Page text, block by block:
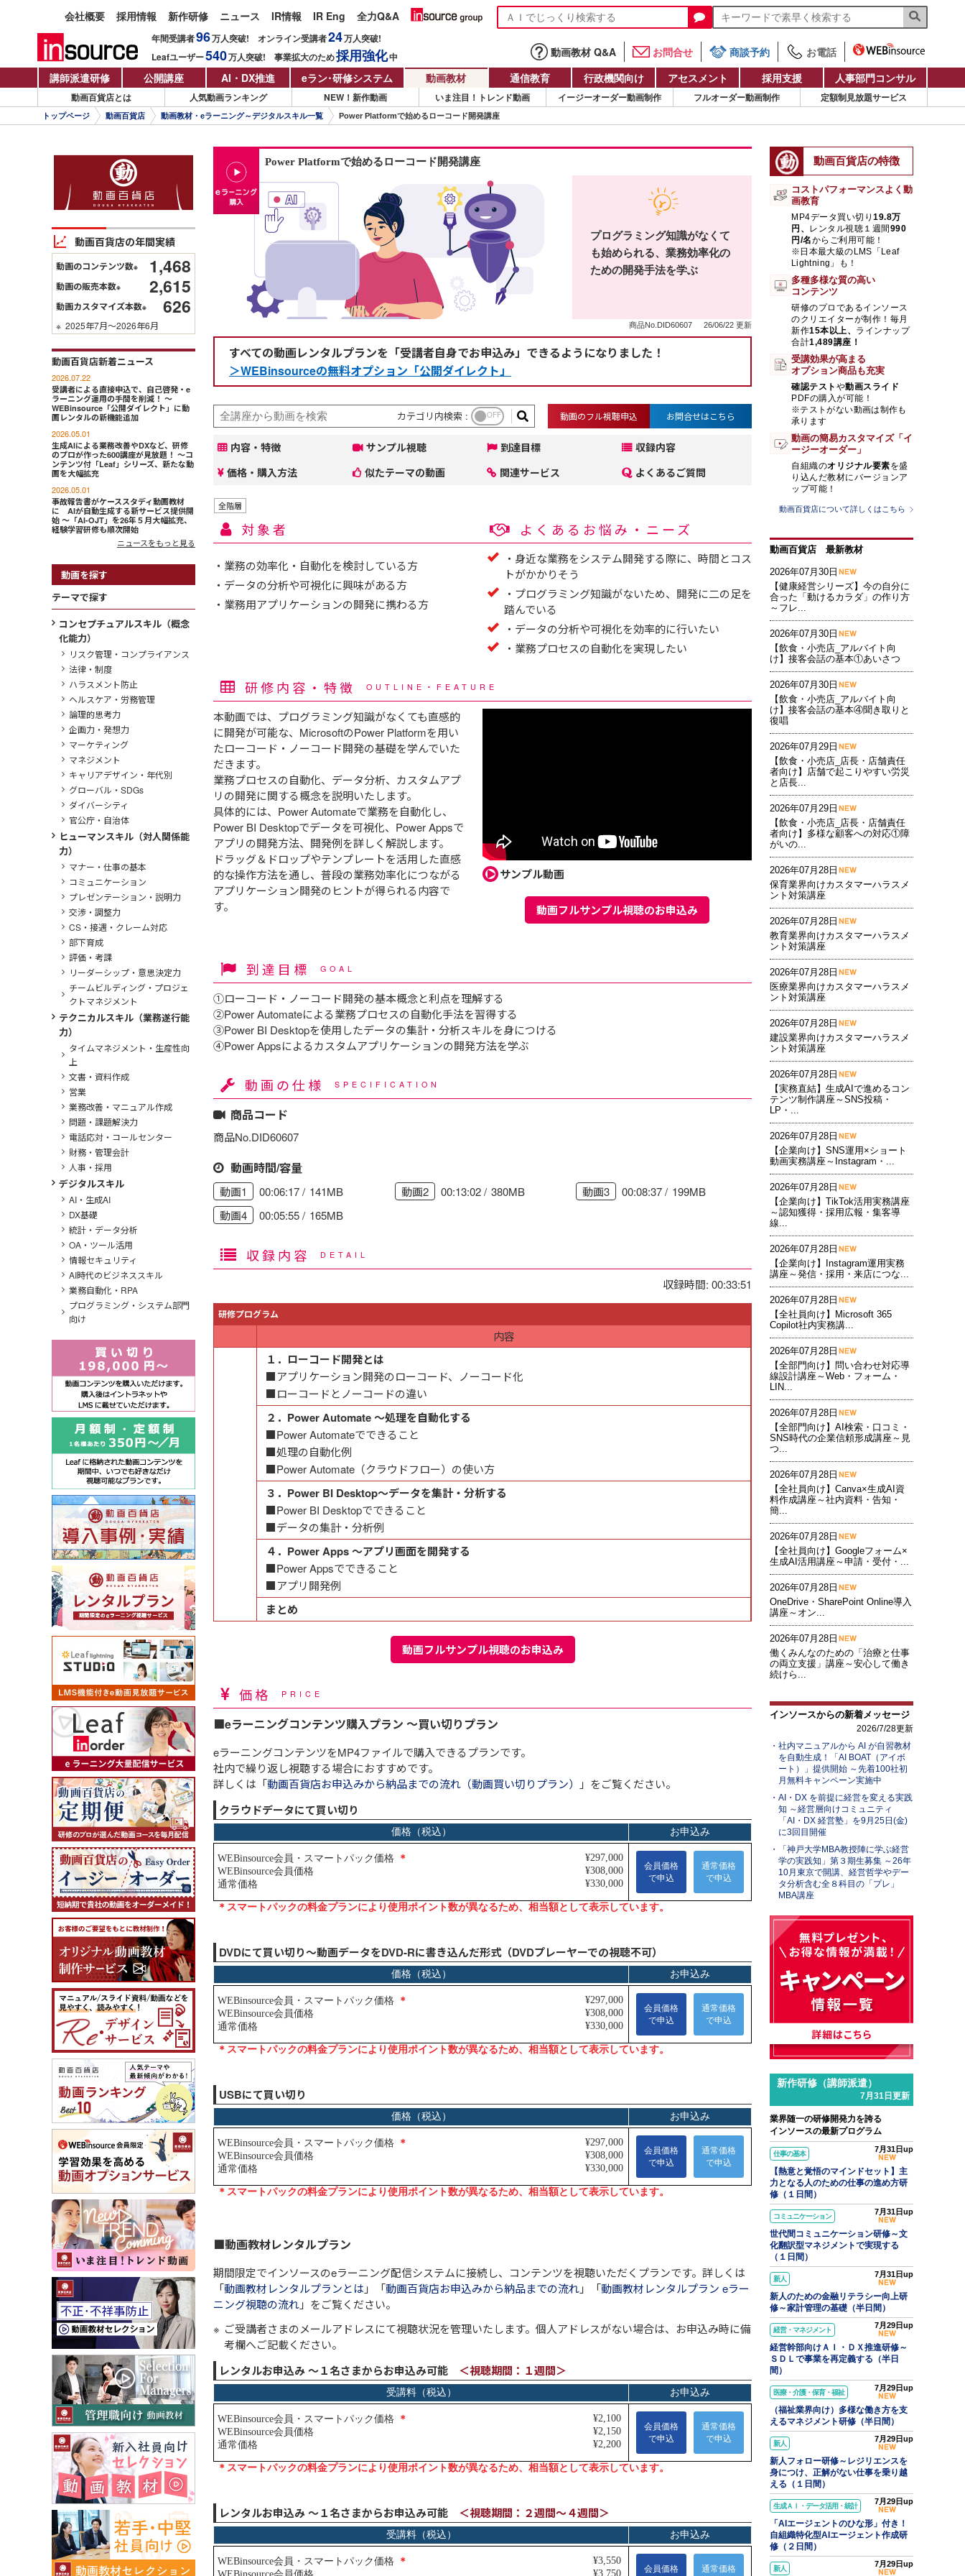
会社概要 採用情報 新作研修 ニュース IR情報 IR Eng 全力Q&A
年間受講者96万人突破! オンライン受講者24万人突破!
Leafユーザー540万人突破! 事業拡大のため採用強化中 動画教材 Q&A お問合せ 商談予約
お電話
講師派遣研修
公開講座 AI・DX推進 eラン・研修システム 動画教材 通信教育 行政機関向け アセスメント 採用支援 人事部門コンサル
動画百貨店とは 人気動画ランキング NEW！新作動画 いま注目！トレンド動画 イージーオーダー動画制作 フルオーダー動画制作 定額制見放題サービス
トップページ 動画百貨店 動画教材・eラーニング～デジタルスキル一覧 Power Platformで始めるローコード開発講座
Power Platformで始めるローコード開発講座
プログラミング知識がなくて
も始められる、業務効率化の
ための開発手法を学ぶ
商品No.DID60607 26/06/22 更新
すべての動画レンタルプランを「受講者自身でお申込み」できるようになりました！
＞WEBinsourceの無料オプション「公開ダイレクト」
カテゴリ内検索 : OFF 動画のフル視聴申込 お問合せはこちら
内容・特徴 サンプル視聴 到達目標
収録内容
価格・購入方法
似たテーマの動画 関連サービス よくあるご質問
全階層
対象者
・業務の効率化・自動化を検討している方
・データの分析や可視化に興味がある方
・業務用アプリケーションの開発に携わる方
よくあるお悩み・ニーズ
・身近な業務をシステム開発する際に、時間とコス
トがかかりそう
・プログラミング知識がないため、開発に二の足を
踏んでいる
・データの分析や可視化を効率的に行いたい
・業務プロセスの自動化を実現したい
研修内容・特徴 OUTLINE・FEATURE
サンプル動画
動画フルサンプル視聴のお申込み
本動画では、プログラミング知識がなくても直感的
に開発が可能な、MicrosoftのPower Platformを用い
たローコード・ノーコード開発の基礎を学んでいた
だきます。
業務プロセスの自動化、データ分析、カスタムアプ
リの開発に関する概念を説明いたします。
具体的には、Power Automateで業務を自動化し、
Power BI Desktopでデータを可視化、Power Appsで
アプリの開発方法、開発例を詳しく解説します。
ドラッグ＆ドロップやテンプレートを活用した直感
的な操作方法を通し、普段の業務効率化につながる
アプリケーション開発のヒントが得られる内容で
す。
到達目標 GOAL
①ローコード・ノーコード開発の基本概念と利点を理解する
②Power Automateによる業務プロセスの自動化手法を習得する
③Power BI Desktopを使用したデータの集計・分析スキルを身につける
④Power Appsによるカスタムアプリケーションの開発方法を学ぶ
動画の仕様 SPECIFICATION
商品コード
商品No.DID60607
動画時間/容量
動画1 00:06:17 141MB 動画2 00:13:02 380MB 動画3 00:08:37
199MB
動画4
00:05:55 165MB
収録内容 DETAIL
収録時間: 00:33:51
研修プログラム
内容
１．ローコード開発とは
■アプリケーション開発のローコード、ノーコード化
■ローコードとノーコードの違い
２．Power Automate ～処理を自動化する
■Power Automateでできること
■処理の自動化例
■Power Automate（クラウドフロー）の使い方
３．Power BI Desktop～データを集計・分析する
■Power BI Desktopでできること
■データの集計・分析例
４．Power Apps ～アプリ画面を開発する
■Power Appsでできること
■アプリ開発例
まとめ
動画フルサンプル視聴のお申込み
価格 PRICE
■eラーニングコンテンツ購入プラン ～買い切りプラン
eラーニングコンテンツをMP4ファイルで購入できるプランです。
社内で繰り返し視聴する場合におすすめです。
詳しくは「動画百貨店お申込みから納品までの流れ（動画買い切りプラン） 」をご覧ください。
クラウドデータにて買い切り
DVDにて買い切り～動画データをDVD-Rに書き込んだ形式（DVDプレーヤーでの視聴不可）
USBにて買い切り
■動画教材レンタルプラン
期間限定でインソースのeラーニング配信システムに接続し、コンテンツを視聴いただくプランです。詳しくは
「動画教材レンタルプランとは 」「動画百貨店お申込みから納品までの流れ」「動画教材レンタルプラン eラー
ニング視聴の流れ」をご覧ください。
ご受講者さまのメールアドレスにて視聴状況を管理いたします。個人アドレスがない場合は、お申込み時に備
考欄へご記載ください。
レンタルお申込み ～１名さまからお申込み可能 ＜視聴期間：１週間＞
レンタルお申込み ～１名さまからお申込み可能 ＜視聴期間：２週間～４週間＞
動画百貨店の年間実績
動画のコンテンツ数※ 1,468
動画の販売本数※ 2,615
動画カスタマイズ本数※ 626
※ 2025年7月～2026年6月
動画百貨店新着ニュース
2026.07.22
受講者による直接申込で、自己啓発・e
ラーニング運用の手間を削減！ ～
WEBinsource「公開ダイレクト」に動
画レンタルの新機能追加
2026.05.01
生成AIによる業務改善やDXなど、研修
のプロが作った600講座が見放題！ ～コ
ンテンツ付「Leaf」シリーズ、新たな動
画を大幅拡充
2026.05.01
事故報告書がケーススタディ動画教材
に AIが自動生成する新サービス提供開
始 ～「AI-OJT」を26年５月大幅拡充、
経験学習研修も順次開始
ニュースをもっと見る
動画を探す
テーマで探す
コンセプチュアルスキル（概念
化能力）
リスク管理・コンプライアンス
法律・制度
ハラスメント防止
ヘルスケア・労務管理
論理的思考力
企画力・発想力
マーケティング
マネジメント
キャリアデザイン・年代別
グローバル・SDGs
ダイバーシティ
官公庁・自治体
ヒューマンスキル（対人関係能
力）
マナー・仕事の基本
コミュニケーション
プレゼンテーション・説明力
交渉・調整力
CS・接遇・クレーム対応
部下育成
評価・考課
リーダーシップ・意思決定力
チームビルディング・プロジェ
クトマネジメント
テクニカルスキル（業務遂行能
力）
タイムマネジメント・生産性向
上
文書・資料作成
営業
業務改善・マニュアル作成
問題・課題解決力
電話応対・コールセンター
財務・管理会計
人事・採用
デジタルスキル
AI・生成AI
DX基礎
統計・データ分析
OA・ツール活用
情報セキュリティ
AI時代のビジネススキル
業務自動化・RPA
プログラミング・システム部門
向け
動画百貨店の特徴
コストパフォーマンスよく動
画教育
MP4データ買い切り 19.8万
円、
レンタル視聴１週間990
円/名からご利用可能！
※日本最大級のLMS「Leaf
Lightning」も！
多種多様な質の高い
コンテンツ
研修のプロであるインソース
のクリエイターが制作！毎月
新作15本以上、 ラインナップ
合計1,489講座！
受講効果が高まる
オプション商品も充実
確認テスト や動画スライド
PDFの購入が可能！
※テストがない動画は制作も
承ります
動画の簡易カスタマイズ「イ
ージーオーダー」
自組織のオリジナル要素を盛
り込んだ教材にバージョンア
ップ可能！
動画百貨店について詳しくはこちら
動画百貨店 最新教材
2026年07月30日
【健康経営シリーズ】今の自分に
合った「動けるカラダ」の作り方
～フレ...
2026年07月30日
【飲食・小売店_アルバイト向
け】接客会話の基本①あいさつ
2026年07月30日
【飲食・小売店_アルバイト向
け】接客会話の基本④聞き取りと
復唱
2026年07月29日
【飲食・小売店_店長・店舗責任
者向け】店舗で起こりやすい労災
と店長...
2026年07月29日
【飲食・小売店_店長・店舗責任
者向け】多様な顧客への対応①障
がいの...
2026年07月28日
保育業界向けカスタマーハラスメ
ント対策講座
2026年07月28日
教育業界向けカスタマーハラスメ
ント対策講座
2026年07月28日
医療業界向けカスタマーハラスメ
ント対策講座
2026年07月28日
建設業界向けカスタマーハラスメ
ント対策講座
2026年07月28日
【実務直結】生成AIで進めるコン
テンツ制作講座～SNS投稿・
LP・...
2026年07月28日
【企業向け】SNS運用×ショート
動画実務講座～Instagram・...
2026年07月28日
【企業向け】TikTok活用実務講座
～認知獲得・採用広報・集客導
線...
2026年07月28日
【企業向け】Instagram運用実務
講座～発信・採用・来店につな...
2026年07月28日
【全社員向け】Microsoft 365
Copilot社内実務講...
2026年07月28日
【全部門向け】問い合わせ対応導
線設計講座～Web・フォーム・
LIN...
2026年07月28日
【全部門向け】AI検索・口コミ・
SNS時代の企業信頼形成講座～見
つ...
2026年07月28日
【全社員向け】Canva×生成AI資
料作成講座～社内資料・告知・
簡...
2026年07月28日
【全社員向け】Googleフォーム×
生成AI活用講座～申請・受付・...
2026年07月28日
OneDrive・SharePoint Online導入
講座～オン...
2026年07月28日
働くみんなのための「治療と仕事
の両立支援」講座～安心して働き
続けら...
インソースからの新着メッセージ
2026/7/28更新
社内マニュアルから AI が自習教材
を自動生成！「AI BOAT（アイボ
ート）」提供開始 ～先着100社初
月無料キャンペーン実施中
AI・DX を前提に経営を変える実践
知 ～経営層向けコミュニティ
「AI・DX 経営塾」を9月25日(金)
に3回目開催
「神戸大学MBA教授陣に学ぶ経営
学の実践知」第３期生募集 ～26年
10月東京で開講、経営哲学やデー
タ分析含む全８科目の「プレ」
MBA講座
インソースブログ「東へ西へ」
コラム「パワークエリでできること
動化して時短する」のご紹介
新作研修（講師派遣）
7月31日更新
業界随一の研修開発力を誇る
インソースの最新プログラム
仕事の基本 7月31日up
【熱意と覚悟のマインドセット】主
力となる人のための仕事の進め方研
修（１日間）
コミュニケーション 7月31日up
世代間コミュニケーション研修～文
化翻訳型マネジメントで実現する
（１日間）
新人 7月31日up
新人のための金融リテラシー向上研
修～家計管理の基礎（半日間）
経営・マネジメント 7月29日up
経営幹部向けＡＩ・ＤＸ推進研修～
ＳＤＬで事業を再定義する（半日
間）
医療・介護・保育・福祉 7月29日up
（福祉業界向け）多様な働き方を支
えるマネジメント研修（半日間）
新人 7月29日up
新人フォロー研修～レジリエンスを
身につけ、正解がない仕事を乗り越
える（１日間）
生成ＡＩ・データ活用・統計 7月29日up
「AIエージェントのひな形」付き！
自組織特化型AIエージェント作成研
修（２日間）
新人 7月29日up